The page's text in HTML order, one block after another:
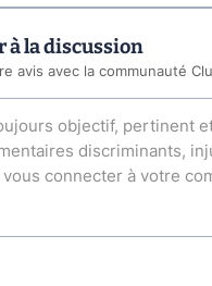
à la discussion
avis avec la communauté